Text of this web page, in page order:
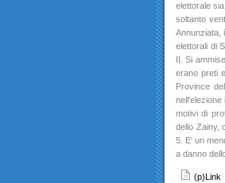
elettorale
soltanto
Annunziata,
elettorali di
II. Si
erano preti
Province
motivi di
dello Zainy,
5. E' un
a danno
(p)Link